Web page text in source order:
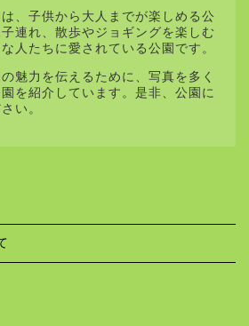
、子供から大人までが楽しめる公
連れ、散歩やジョギングを楽しむ
人たちに愛されている公園です。
魅力を伝えるために、写真を多く
を紹介しています。是非、公園に
い。